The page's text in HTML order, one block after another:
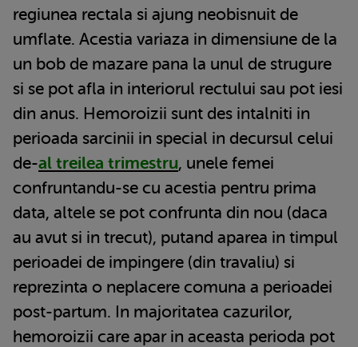
regiunea rectala si ajung neobisnuit de
umflate. Acestia variaza in dimensiune de la
un bob de mazare pana la unul de strugure
si se pot afla in interiorul rectului sau pot iesi
din anus. Hemoroizii sunt des intalniti in
perioada sarcinii in special in decursul celui
de-al treilea trimestru, unele femei
confruntandu-se cu acestia pentru prima
data, altele se pot confrunta din nou (daca
au avut si in trecut), putand aparea in timpul
perioadei de impingere (din travaliu) si
reprezinta o neplacere comuna a perioadei
post-partum. In majoritatea cazurilor,
hemoroizii care apar in aceasta perioda pot